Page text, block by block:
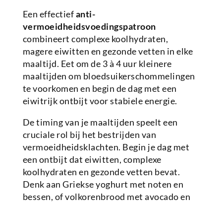
Een effectiefanti-
vermoeidheidsvoedingspatroon
combineert complexe koolhydraten,
magere eiwitten en gezonde vetten in elke
maaltijd. Eet om de 3 à 4 uur kleinere
maaltijden om bloedsuikerschommelingen
te voorkomen en begin de dag met een
eiwitrijk ontbijt voor stabiele energie.
De timing van je maaltijden speelt een
cruciale rol bij het bestrijden van
vermoeidheidsklachten. Begin je dag met
een ontbijt dat eiwitten, complexe
koolhydraten en gezonde vetten bevat.
Denk aan Griekse yoghurt met noten en
bessen, of volkorenbrood met avocado en